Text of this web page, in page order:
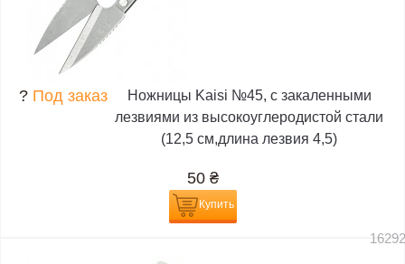
? Под заказ
Ножницы Kaisi №45, с закаленными
лезвиями из высокоуглеродистой стали
(12,5 см,длина лезвия 4,5)
50 ₴
Купить